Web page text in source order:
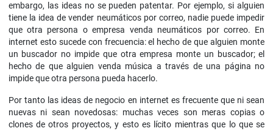
embargo, las ideas no se pueden patentar. Por ejemplo, si alguien
tiene la idea de vender neumáticos por correo, nadie puede impedir
que otra persona o empresa venda neumáticos por correo. En
internet esto sucede con frecuencia: el hecho de que alguien monte
un buscador no impide que otra empresa monte un buscador; el
hecho de que alguien venda música a través de una página no
impide que otra persona pueda hacerlo.
Por tanto las ideas de negocio en internet es frecuente que ni sean
nuevas ni sean novedosas: muchas veces son meras copias o
clones de otros proyectos, y esto es lícito mientras que lo que se